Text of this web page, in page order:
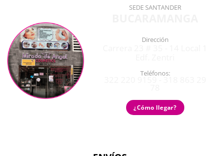
SEDE SANTANDER
Dirección
Teléfonos:
¿Cómo llegar?